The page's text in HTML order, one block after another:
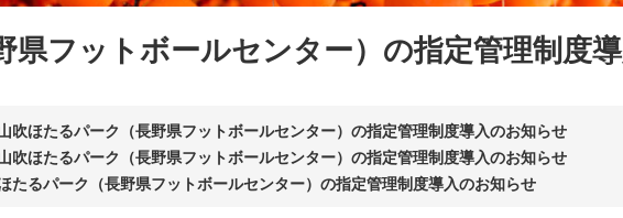
県フットボールセンター）の指定管理制度
吹ほたるパーク（長野県フットボールセンター）の指定管理制度導入のお知らせ
吹ほたるパーク（長野県フットボールセンター）の指定管理制度導入のお知らせ
たるパーク（長野県フットボールセンター）の指定管理制度導入のお知らせ